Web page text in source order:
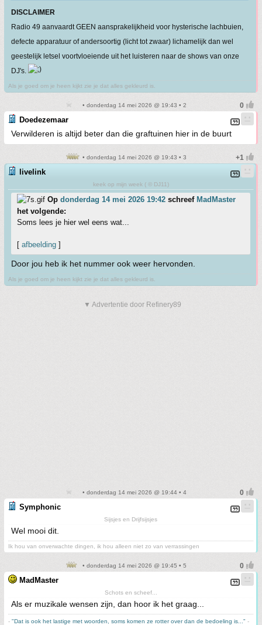
DISCLAIMER
Radio 49 aanvaardt GEEN aansprakelijkheid voor hysterische lachbuien,
defecte apparatuur of andersoortig (licht tot zwaar) lichamelijk dan wel
geestelijk letsel voortvloeiende uit het luisteren naar de shows van onze
DJ's.
Als je goed om je heen kijkt zie je dat alles gekleurd is.
• donderdag 14 mei 2026 @ 19:43 • 2
Doedezemaar
Verwilderen is altijd beter dan die graftuinen hier in de buurt
• donderdag 14 mei 2026 @ 19:43 • 3
livelink
keek op mijn week ( © DJ11)
Op donderdag 14 mei 2026 19:42 schreef MadMaster
het volgende:
Soms lees je hier wel eens wat...
[ afbeelding ]
Door jou heb ik het nummer ook weer hervonden.
Als je goed om je heen kijkt zie je dat alles gekleurd is.
▼ Advertentie door Refinery89
• donderdag 14 mei 2026 @ 19:44 • 4
Symphonic
Sijsjes en Drijfsijsjes
Wel mooi dit.
Ik hou van onverwachte dingen, ik hou alleen niet zo van verrassingen
• donderdag 14 mei 2026 @ 19:45 • 5
MadMaster
Schots en scheef...
Als er muzikale wensen zijn, dan hoor ik het graag...
- "Dat is ook het lastige met woorden, soms komen ze rotter over dan de bedoeling is..." -